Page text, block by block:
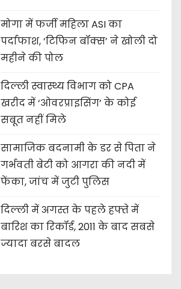
मोगा में फर्जी महिला ASI का
पर्दाफाश, ‘टिफिन बॉक्स’ ने खोली दो
महीने की पोल
दिल्ली स्वास्थ्य विभाग को CPA
खरीद में ‘ओवरप्राइसिंग’ के कोई
सबूत नहीं मिले
सामाजिक बदनामी के डर से पिता ने
गर्भवती बेटी को आगरा की नदी में
फेंका, जांच में जुटी पुलिस
दिल्ली में अगस्त के पहले हफ्ते में
बारिश का रिकॉर्ड, 2011 के बाद सबसे
ज्यादा बरसे बादल